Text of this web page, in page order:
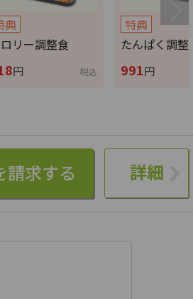
典
リー調整食
円 税込
特典
たんぱく調整食
991円
詳細